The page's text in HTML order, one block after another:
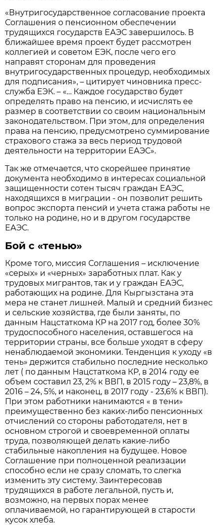
«Внутригосударственное согласование проекта
Соглашения о пенсионном обеспечении
трудящихся государств ЕАЭС завершилось. В
ближайшее время проект будет рассмотрен
коллегией и советом ЕЭК, после чего его
направят сторонам для проведения
внутригосударственных процедур, необходимых
для подписания», – цитирует чиновника пресс-
служба ЕЭК. – «… Каждое государство будет
определять право на пенсию, и исчислять ее
размер в соответствии со своим национальным
законодательством. При этом, для определения
права на пенсию, предусмотрено суммирование
страхового стажа за весь период трудовой
деятельности на территории ЕАЭС».
Так же отмечается, что скорейшее принятие
документа необходимо в интересах социальной
защищенности сотен тысяч граждан ЕАЭС,
находящихся в миграции - он позволит решить
вопрос экспорта пенсий и учета стажа работы не
только на родине, но и в другом государстве
ЕАЭС.
Бой с «тенью»
Кроме того, миссия Соглашения – исключение
«серых» и «черных» заработных плат. Как у
трудовых мигрантов, так и у граждан ЕАЭС,
работающих на родине. Для Кыргызстана эта
мера не станет лишней. Малый и средний бизнес
и сельские хозяйства, где были заняты, по
данным Нацстаткома КР на 2017 год, более 30%
трудоспособного населения, оставшегося на
территории страны, все больше уходят в сферу
ненаблюдаемой экономики. Тенденция к уходу «в
тень» держится стабильно последние несколько
лет ( по данным Нацстаткома КР, в 2014 году ее
объем составил 23, 2% к ВВП, в 2015 году – 23,8%, в
2016 – 24, 5%, и наконец, в 2017 году - 23,6% к ВВП).
При этом работники нанимаются « в тени»
преимущественно без каких-либо пенсионных
отчислений со стороны работодателя, нет в
основном строгой и своевременной оплаты
труда, позволяющей делать какие-либо
стабильные накопления на будущее. Новое
Соглашение при полноценной реализации
способно если не сразу сломать, то слегка
изменить эту систему. Заинтересовав
трудящихся в работе легальной, пусть и,
возможно, на первых порах менее
оплачиваемой, но гарантирующей в старости
кусок хлеба.